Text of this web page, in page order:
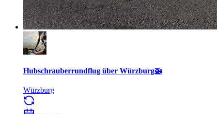
Hubschrauberrundflug über Würzburg🚁
Würzburg